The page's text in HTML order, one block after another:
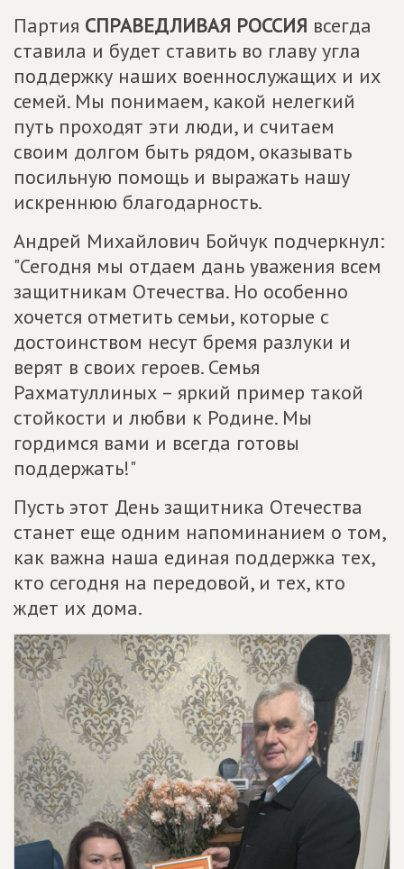
Партия СПРАВЕДЛИВАЯ РОССИЯ всегда
ставила и будет ставить во главу угла
поддержку наших военнослужащих и их
семей. Мы понимаем, какой нелегкий
путь проходят эти люди, и считаем
своим долгом быть рядом, оказывать
посильную помощь и выражать нашу
искреннюю благодарность.
Андрей Михайлович Бойчук подчеркнул:
"Сегодня мы отдаем дань уважения всем
защитникам Отечества. Но особенно
хочется отметить семьи, которые с
достоинством несут бремя разлуки и
верят в своих героев. Семья
Рахматуллиных – яркий пример такой
стойкости и любви к Родине. Мы
гордимся вами и всегда готовы
поддержать!"
Пусть этот День защитника Отечества
станет еще одним напоминанием о том,
как важна наша единая поддержка тех,
кто сегодня на передовой, и тех, кто
ждет их дома.